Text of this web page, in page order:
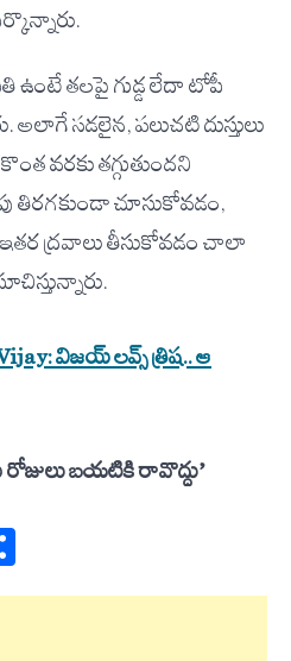
ఉంటే తలపై గుడ్డ లేదా టోపీ
సడలైన, పలుచటి దుస్తులు
వరకు తగ్గుతుందని
తిరగకుండా చూసుకోవడం,
ద్రవాలు తీసుకోవడం చాలా
విజ‌య్‌ లవ్స్ త్రిష‌.. ఆ
బయటికి రావొద్దు’